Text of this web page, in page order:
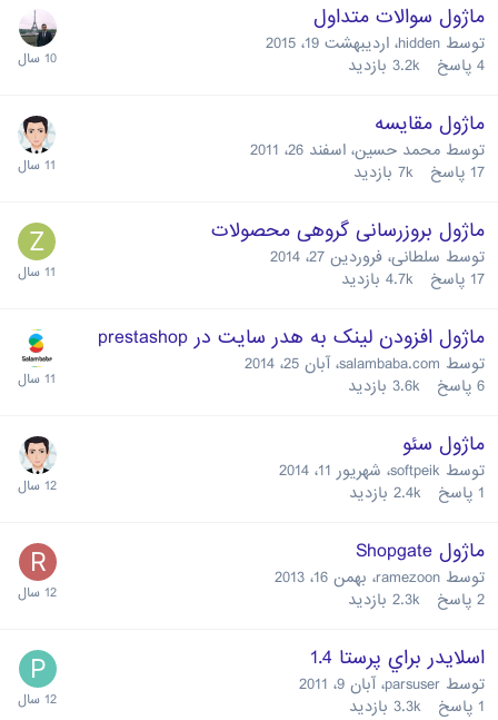
ماژول سوالات متداول
توسط hidden، اردیبهشت 19، 2015
4 پاسخ 3.2k بازدید
ماژول مقایسه
توسط محمد حسین، اسفند 26، 2011
17 پاسخ 7k بازدید
ماژول بروزرسانی گروهی محصولات
توسط سلطانی، فروردین 27، 2014
17 پاسخ 4.7k بازدید
ماژول افزودن لینک به هدر سایت در prestashop
توسط salambaba.com،آبان 25، 2014
6 پاسخ 3.6k بازدید
ماژول سئو
توسط softpeik، شهریور 11، 2014
1 پاسخ 2.4k بازدید
ماژول Shopgate
توسط ramezoon، بهمن 16، 2013
2 پاسخ 2.3k بازدید
اسلايدر براي پرستا 1.4
توسط parsuser،آبان 9، 2011
1 پاسخ 3.3k بازدید